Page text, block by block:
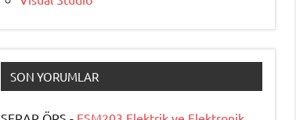
SON YORUMLAR